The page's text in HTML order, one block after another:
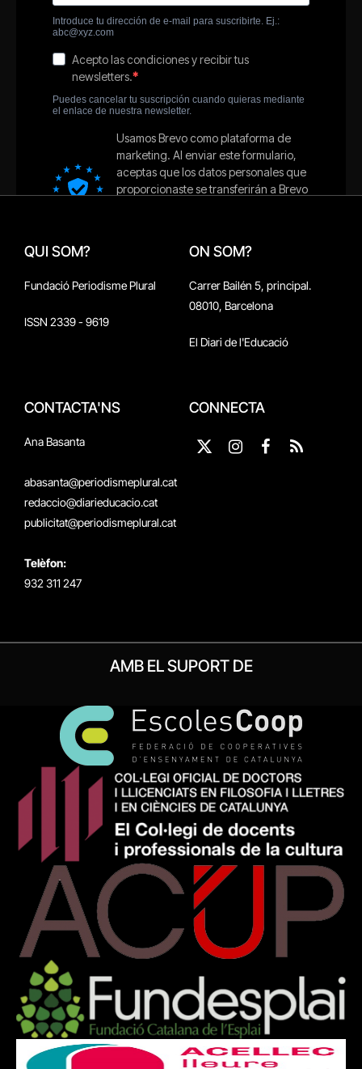
QUI SOM?
Fundació Periodisme Plural
ISSN 2339 - 9619
ON SOM?
Carrer Bailén 5, principal.
08010, Barcelona
El Diari de l'Educació
CONTACTA'NS
Ana Basanta
abasanta@periodismeplural.cat
redaccio@diarieducacio.cat
publicitat@periodismeplural.cat
Telèfon:
932 311 247
CONNECTA
X
Instagram
Facebook
RSS
AMB EL SUPORT DE